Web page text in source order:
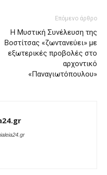
Επόμενο άρθρο
Η Μυστική Συνέλευση της
Βοστίτσας «ζωντανεύει» με
εξωτερικές προβολές στο
αρχοντικό
«Παναγιωτόπουλου»